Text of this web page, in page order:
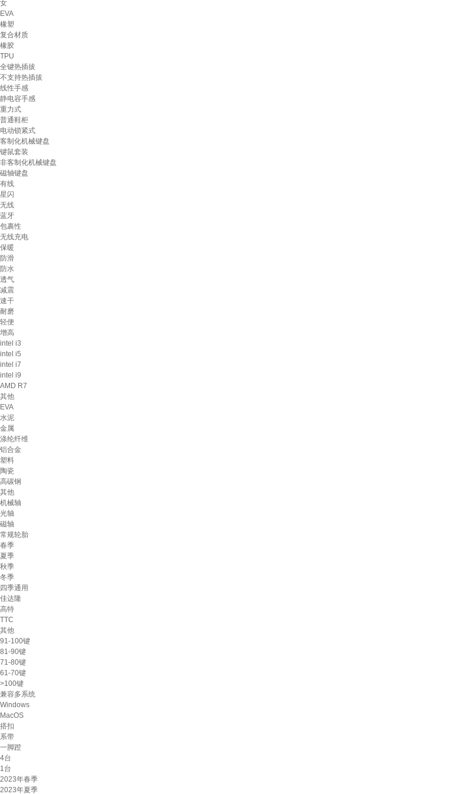
女
EVA
橡塑
复合材质
橡胶
TPU
全键热插拔
不支持热插拔
线性手感
静电容手感
重力式
普通鞋柜
电动锁紧式
客制化机械键盘
键鼠套装
非客制化机械键盘
磁轴键盘
有线
星闪
无线
蓝牙
包裹性
无线充电
保暖
防滑
防水
透气
减震
速干
耐磨
轻便
增高
intel i3
intel i5
intel i7
intel i9
AMD R7
其他
EVA
水泥
金属
涤纶纤维
铝合金
塑料
陶瓷
高碳钢
其他
机械轴
光轴
磁轴
常规轮胎
春季
夏季
秋季
冬季
四季通用
佳达隆
高特
TTC
其他
91-100键
81-90键
71-80键
61-70键
>100键
兼容多系统
Windows
MacOS
搭扣
系带
一脚蹬
4台
1台
2023年春季
2023年夏季